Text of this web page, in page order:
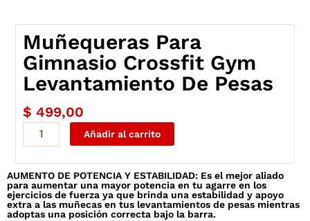
Muñequeras Para
Gimnasio Crossfit Gym
Levantamiento De Pesas
$ 499,00
Muñequeras
Para
Gimnasio
Crossfit
Gym
Levantamiento
Añadir al carrito
AUMENTO DE POTENCIA Y ESTABILIDAD: Es el mejor aliado
para aumentar una mayor potencia en tu agarre en los
ejercicios de fuerza ya que brinda una estabilidad y apoyo
extra a las muñecas en tus levantamientos de pesas mientras
adoptas una posición correcta bajo la barra.